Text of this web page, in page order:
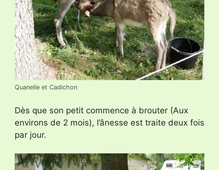
Quanelle et Cadichon
Dès que son petit commence à brouter (Aux
environs de 2 mois), l’ânesse est traite deux fois
par jour.